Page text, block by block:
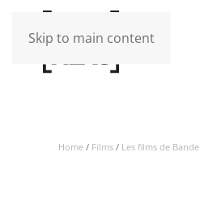
Skip to main content
Home / Films / Les films de